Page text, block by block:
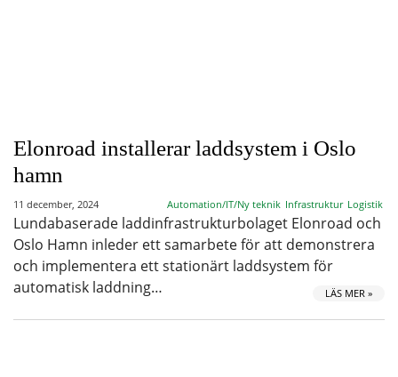
Elonroad installerar laddsystem i Oslo
hamn
11 december, 2024 Automation/IT/Ny teknik Infrastruktur Logistik
Lundabaserade laddinfrastrukturbolaget Elonroad och
Oslo Hamn inleder ett samarbete för att demonstrera
och implementera ett stationärt laddsystem för
automatisk laddning…
LÄS MER »